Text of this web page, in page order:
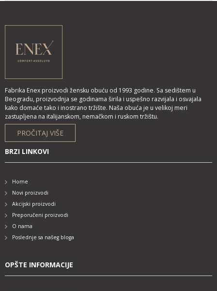
Fabrika Enex proizvodi žensku obuću od 1993 godine. Sa sedištem u
Beogradu, proizvodnja se godinama širila i uspešno razvijala i osvajala
kako domaće tako i inostrano tržište. Naša obuća je u velikoj meri
zastupljena na italijanskom, nemačkom i ruskom tržištu.
PROČITAJ VIŠE
BRZI LINKOVI
Home
Novi proizvodi
Akcijski proizvodi
Preporučeni proizvodi
O nama
Poslednje sa našeg bloga
OPŠTE INFORMACIJE